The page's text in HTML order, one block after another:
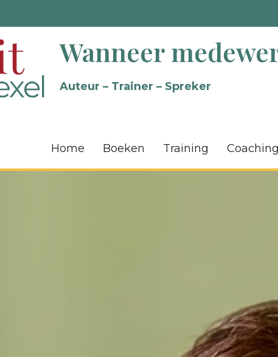
Wanneer
Auteur – Trainer – Spreker
Home Boeken Training Coaching